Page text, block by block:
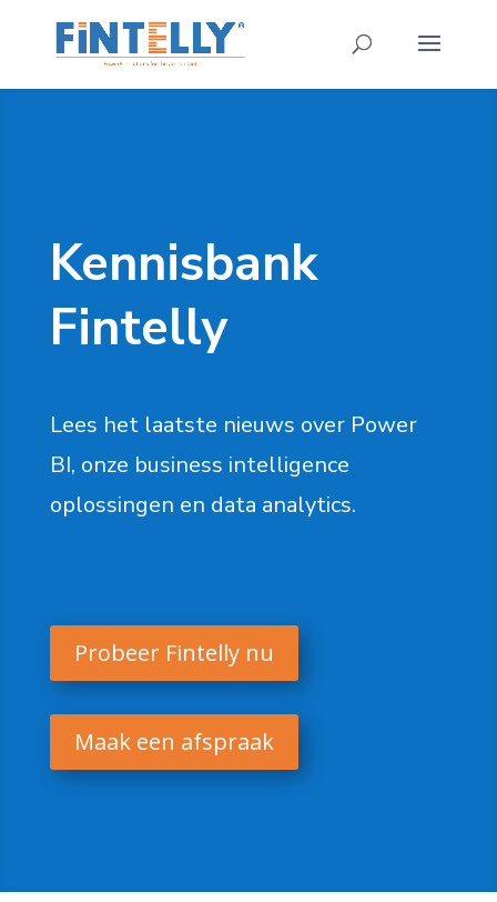
Kennisbank
Fintelly
Lees het laatste nieuws over Power
BI, onze business intelligence
oplossingen en data analytics.
Probeer Fintelly nu
Maak een afspraak